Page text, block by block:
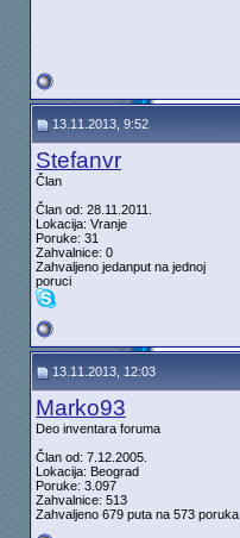
13.11.2013, 9:52
Stefanvr
Član
Član od: 28.11.2011.
Lokacija: Vranje
Poruke: 31
Zahvalnice: 0
Zahvaljeno jedanput na jednoj
poruci
13.11.2013, 12:03
Marko93
Deo inventara foruma
Član od: 7.12.2005.
Lokacija: Beograd
Poruke: 3.097
Zahvalnice: 513
Zahvaljeno 679 puta na 573 poruka